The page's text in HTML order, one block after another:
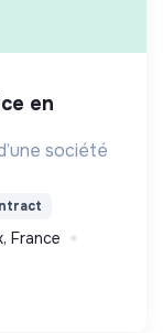
société
le
France